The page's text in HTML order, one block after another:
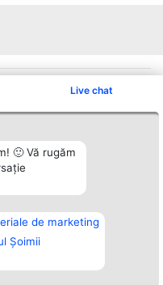
Live chat
🙂 Vă rugăm
de marketing
Șoimii
Contact